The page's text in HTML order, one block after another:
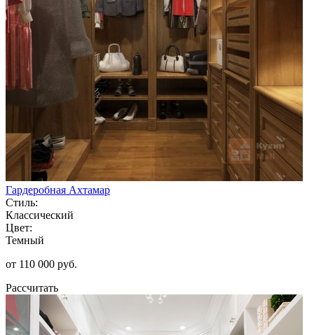
Гардеробная Ахтамар
Стиль:
Классический
Цвет:
Темный
от 110 000 руб.
Рассчитать